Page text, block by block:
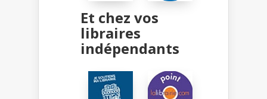
Et chez vos
libraires
indépendants